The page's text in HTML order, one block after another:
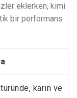
eklerken, kimi
bir performans
karın ve